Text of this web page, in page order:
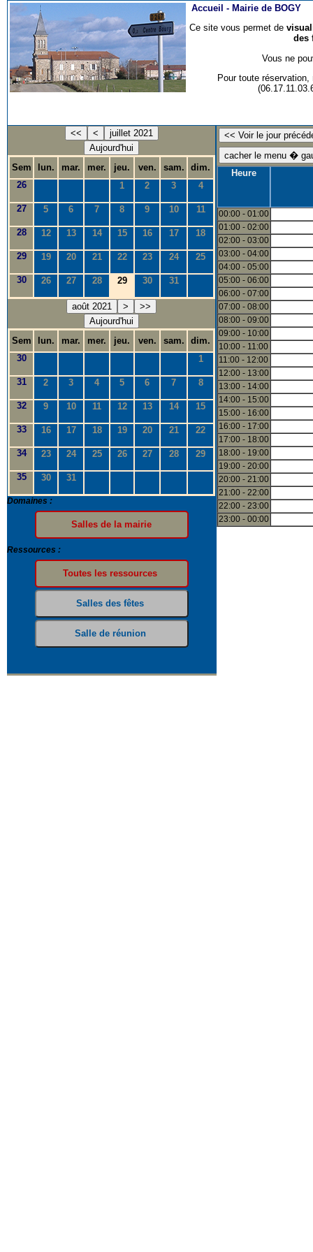
Accueil - Mairie de BOGY
Ce site vous permet de
des
Vous ne
Pour toute
<< <
juillet 2021
Aujourd'hui
Sem
lun. mar. mer. jeu. ven. sam.
dim.
26
1 2 3 4
27 5 6 7 8 9 10 11
28 12 13 14 15 16 17 18
29 19 20 21 22 23 24 25
30 26 27 28 29 30 31
août 2021 >
>>
Aujourd'hui
Sem
lun. mar. mer. jeu. ven. sam.
dim.
30
1
31 2 3 4 5 6 7 8
32 9 10 11 12 13 14 15
33 16 17 18 19 20 21 22
34 23 24 25 26 27 28 29
35 30 31
Domaines :
Ressources :
Heure
00:00 - 01:00
01:00 - 02:00
02:00 - 03:00
03:00 - 04:00
04:00 - 05:00
05:00 - 06:00
06:00 - 07:00
07:00 - 08:00
08:00 - 09:00
09:00 - 10:00
10:00 - 11:00
11:00 - 12:00
12:00 - 13:00
13:00 - 14:00
14:00 - 15:00
15:00 - 16:00
16:00 - 17:00
17:00 - 18:00
18:00 - 19:00
19:00 - 20:00
20:00 - 21:00
21:00 - 22:00
22:00 - 23:00
23:00 - 00:00